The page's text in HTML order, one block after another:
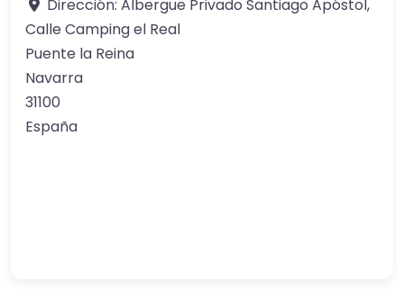
Dirección: Albergue Privado Santiago Apóstol,
Calle Camping el Real
Puente la Reina
Navarra
31100
España